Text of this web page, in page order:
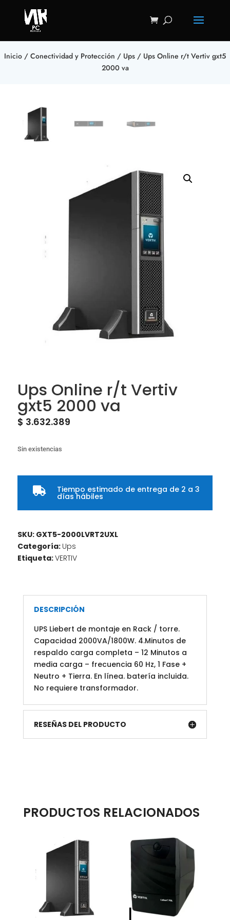
Inicio / Conectividad y Protección / Ups / Ups Online r/t Vertiv gxt5
2000 va
Ups Online r/t Vertiv
gxt5 2000 va
$ 3.632.389
Sin existencias
 Tiempo estimado de entrega de 2 a 3
días hábiles
SKU: GXT5-2000LVRT2UXL
Categoría: Ups
Etiqueta:VERTIV
DESCRIPCIÓN
UPS Liebert de montaje en Rack / torre.
Capacidad 2000VA/1800W. 4.Minutos de
respaldo carga completa – 12 Minutos a
media carga – frecuencia 60 Hz, 1 Fase +
Neutro + Tierra. En línea. batería incluida.
No requiere transformador.
RESEÑAS DEL PRODUCTO
PRODUCTOS RELACIONADOS